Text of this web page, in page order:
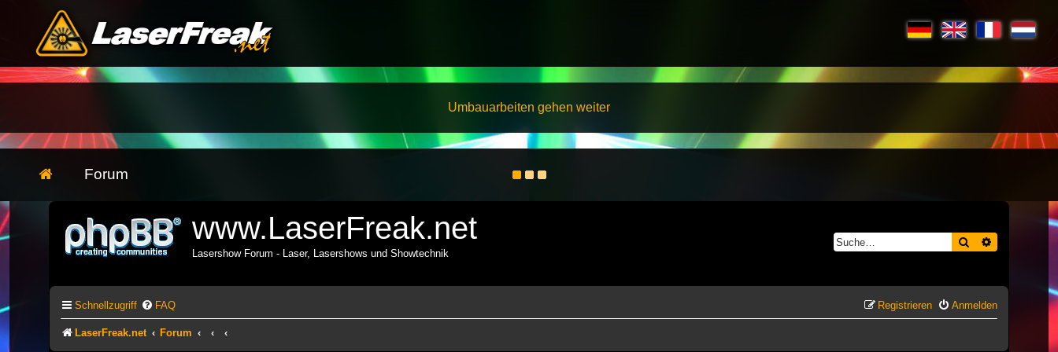
Umbauarbeiten gehen weiter
Forum
www.LaserFreak.net
Lasershow Forum - Laser, Lasershows und Showtechnik
Suche
Schnellzugriff FAQ Anmelden
Registrieren
LaserFreak.net Forum